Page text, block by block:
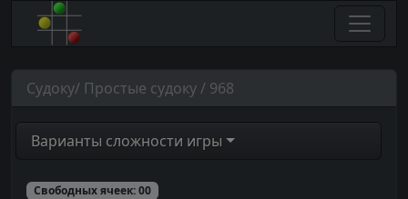
Судоку/ Простые судоку / 968
Варианты сложности игры
Свободных ячеек:00